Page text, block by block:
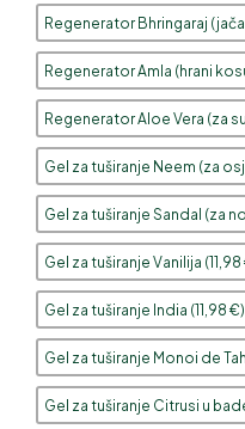
Regenerator Bhringaraj
Regenerator Amla (hrani
Regenerator Aloe Vera (za
Gel za tuširanje Neem (za
Gel za tuširanje Sandal (za
Gel za tuširanje Vanilija (11,98
Gel za tuširanje India (11,98 €)
Gel za tuširanje Monoi de
Gel za tuširanje Citrusi u